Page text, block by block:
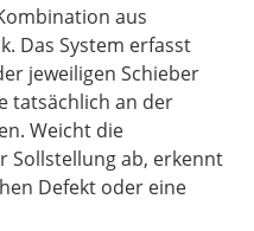
aus
Das System erfasst
jeweiligen Schieber
tatsächlich an der
Weicht die
Sollstellung ab, erkennt
Defekt oder eine